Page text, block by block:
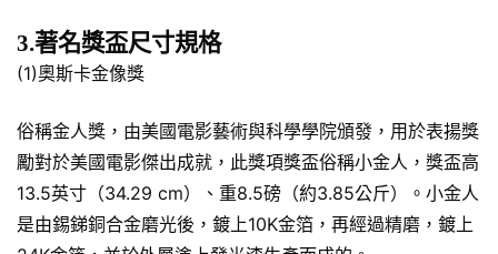
3.著名獎盃尺寸規格
(1)奧斯卡金像獎
俗稱金人獎，由美國電影藝術與科學學院頒發，用於表揚獎
勵對於美國電影傑出成就，此獎項獎盃俗稱小金人，獎盃高
13.5英寸（34.29 cm）、重8.5磅（約3.85公斤）。小金人
是由錫銻銅合金磨光後，鍍上10K金箔，再經過精磨，鍍上